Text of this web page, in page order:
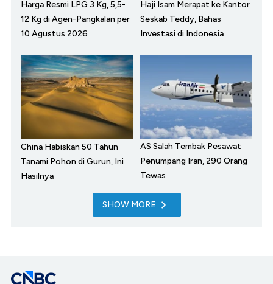
Harga Resmi LPG 3 Kg, 5,5-
12 Kg di Agen-Pangkalan per
10 Agustus 2026
Haji Isam Merapat ke Kantor
Seskab Teddy, Bahas
Investasi di Indonesia
China Habiskan 50 Tahun
Tanami Pohon di Gurun, Ini
Hasilnya
AS Salah Tembak Pesawat
Penumpang Iran, 290 Orang
Tewas
SHOW MORE